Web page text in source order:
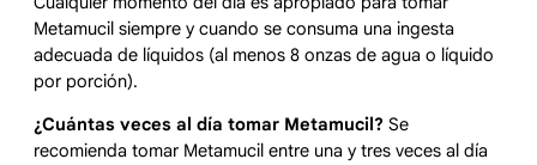
Metamucil siempre y cuando se consuma una ingesta
adecuada de líquidos (al menos 8 onzas de agua o líquido
por porción).
¿Cuántas veces al día tomar Metamucil? Se
recomienda tomar Metamucil entre una y tres veces al día